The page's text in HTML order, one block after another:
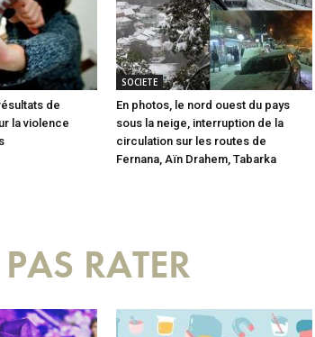
de
la violence
SOCIETE
En photos, le nord ouest du pays
sous la neige, interruption de la
circulation sur les routes de
Fernana, Aïn Drahem, Tabarka
RATER